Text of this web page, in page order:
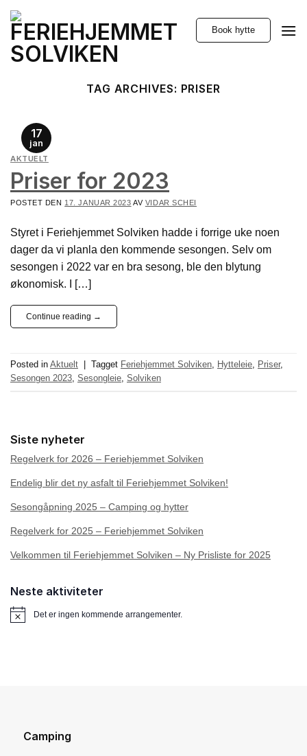
Skip
content
Book hytte
TAG ARCHIVES: PRISER
17
jan
AKTUELT
Priser for 2023
POSTET DEN 17. JANUAR 2023 AV VIDAR SCHEI
Styret i Feriehjemmet Solviken hadde i forrige uke noen
dager da vi planla den kommende sesongen. Selv om
sesongen i 2022 var en bra sesong, ble den blytung
økonomisk. I […]
Continue reading →
Posted in Aktuelt Tagget Feriehjemmet Solviken Hytteleie Priser,
Sesongen 2023 Sesongleie Solviken
Siste nyheter
Regelverk for 2026 – Feriehjemmet Solviken
Endelig blir det ny asfalt til Feriehjemmet Solviken!
Sesongåpning 2025 – Camping og hytter
Regelverk for 2025 – Feriehjemmet Solviken
Velkommen til Feriehjemmet Solviken – Ny Prisliste for 2025
Neste aktiviteter
MerknadDet er ingen kommende arrangementer.
Camping